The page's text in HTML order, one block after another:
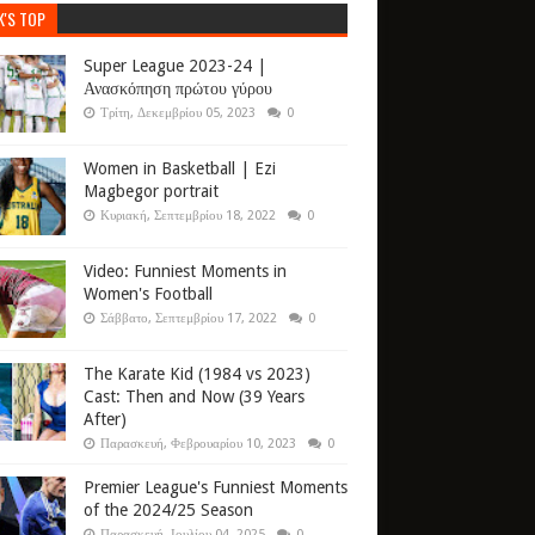
TOP
Super League 2023-24 |
Ανασκόπηση πρώτου γύρου
Τρίτη, Δεκεμβρίου 05, 2023 0
Women in Basketball | Ezi
Magbegor portrait
Κυριακή, Σεπτεμβρίου 18, 2022 0
Video: Funniest Moments in
Women's Football
Σάββατο, Σεπτεμβρίου 17, 2022 0
The Karate Kid (1984 vs 2023)
Cast: Then and Now (39 Years
After)
Παρασκευή, Φεβρουαρίου 10, 2023 0
Premier League's Funniest Moments
of the 2024/25 Season